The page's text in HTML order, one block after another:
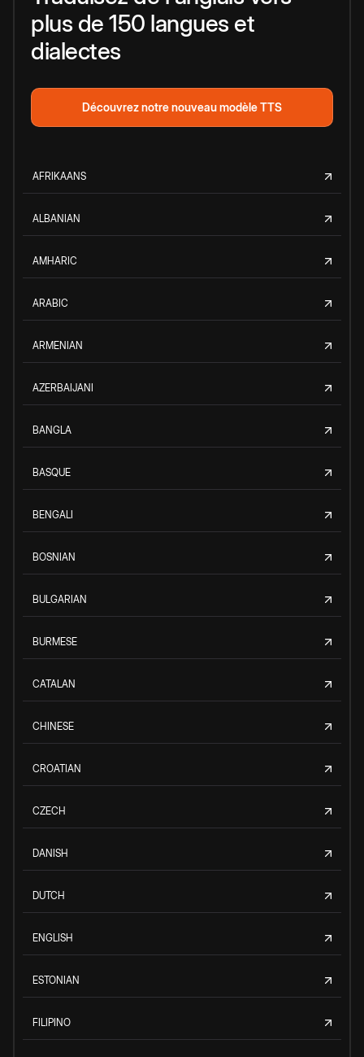
plus de 150 langues et
dialectes
Découvrez notre nouveau modèle TTS
AFRIKAANS
ALBANIAN
AMHARIC
ARABIC
ARMENIAN
AZERBAIJANI
BANGLA
BASQUE
BENGALI
BOSNIAN
BULGARIAN
BURMESE
CATALAN
CHINESE
CROATIAN
CZECH
DANISH
DUTCH
ENGLISH
ESTONIAN
FILIPINO